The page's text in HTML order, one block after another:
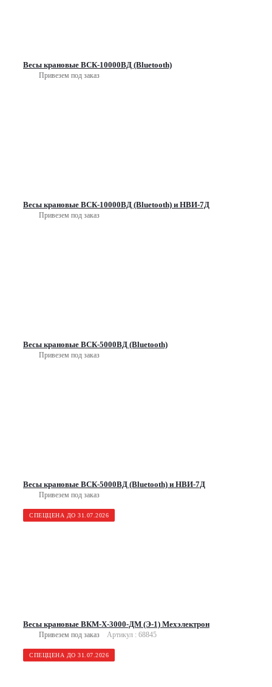
Весы крановые ВСК-10000ВД (Bluetooth)
Привезем под заказ
Весы крановые ВСК-10000ВД (Bluetooth) и НВИ-7Д
Привезем под заказ
Весы крановые ВСК-5000ВД (Bluetooth)
Привезем под заказ
Весы крановые ВСК-5000ВД (Bluetooth) и НВИ-7Д
Привезем под заказ
СПЕЦЦЕНА ДО 31.07.2026
Весы крановые ВКМ-Х-3000-ДМ (Э-1) Мехэлектрон
Привезем под заказ Артикул : 68845
СПЕЦЦЕНА ДО 31.07.2026